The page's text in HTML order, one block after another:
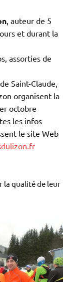
, auteur de 5
et durant la
assorties de
Saint-Claude,
organisent la
octobre
les infos
le site Web
la qualité de leur